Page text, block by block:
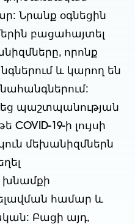
Նրանք օգնեցին
բացահայտել
որոնք
և կարող են
պաշտպանության
COVID-19-ի լույսի
մեխանիզմներն
խնամքի
համար և
Բացի այդ,